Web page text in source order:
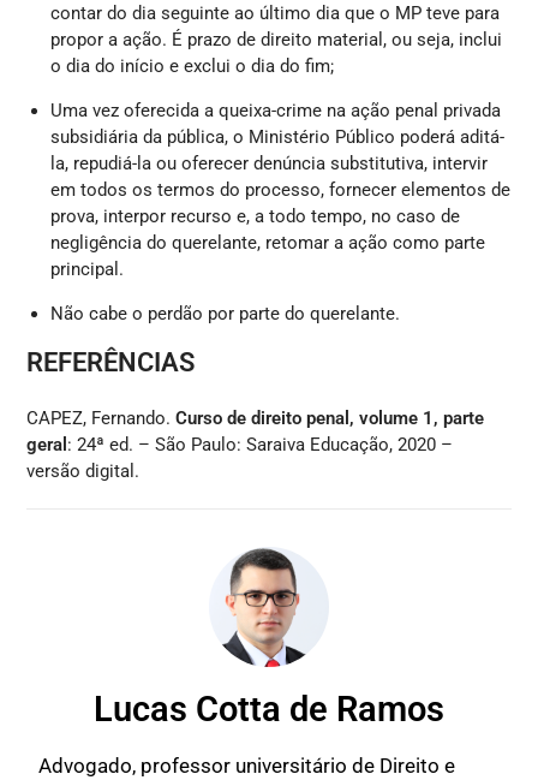
contar do dia seguinte ao último dia que o MP teve para
propor a ação. É prazo de direito material, ou seja, inclui
o dia do início e exclui o dia do fim;
Uma vez oferecida a queixa-crime na ação penal privada
subsidiária da pública, o Ministério Público poderá aditá-
la, repudiá-la ou oferecer denúncia substitutiva, intervir
em todos os termos do processo, fornecer elementos de
prova, interpor recurso e, a todo tempo, no caso de
negligência do querelante, retomar a ação como parte
principal.
Não cabe o perdão por parte do querelante.
REFERÊNCIAS
CAPEZ, Fernando.Curso de direito penal, volume 1, parte
geral : 24ª ed. – São Paulo: Saraiva Educação, 2020 –
versão digital.
Lucas Cotta de Ramos
Advogado, professor universitário de Direito e